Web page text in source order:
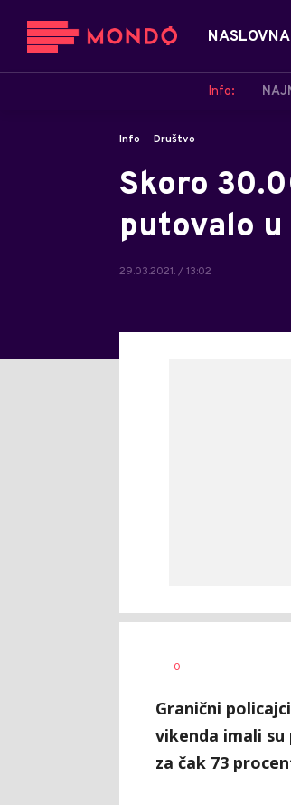
NASLOVNA
Info:
Info Društvo
Skoro
putovalo
29.03.2021. / 13:02
AUTOR
0
Granični
vikenda imali
za čak 73